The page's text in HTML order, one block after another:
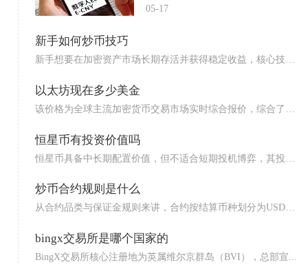
05-17
新手如何炒币技巧
新手想要在加密资产市场长期存活并获得稳定收益，核心技巧
以太坊现在多少美金
该价格为全球主流加密货币交易市场实时综合报价，综合了现
恒星币有投资价值吗
恒星币具备中长期配置价值，但不适合短期投机博弈，其投资
炒币合约规则是什么
从合约品类与保证金规则来讲，合约按结算币种划分为USDT
bingx交易所是哪个国家的
BingX交易所核心注册地为英属维尔京群岛（BVI），总部宣...